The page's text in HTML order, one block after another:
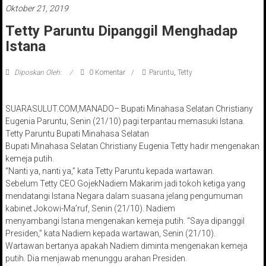
Oktober 21, 2019
Tetty Paruntu Dipanggil Menghadap
Istana
Diposkan Oleh: 0 Komentar Paruntu, Tetty
SUARASULUT.COM,MANADO– Bupati Minahasa Selatan Christiany
Eugenia Paruntu, Senin (21/10) pagi terpantau memasuki Istana.
Tetty Paruntu Bupati Minahasa Selatan
Bupati Minahasa Selatan Christiany Eugenia Tetty hadir mengenakan
kemeja putih.
“Nanti ya, nanti ya,” kata Tetty Paruntu kepada wartawan.
Sebelum Tetty CEO GojekNadiem Makarim jadi tokoh ketiga yang
mendatangi Istana Negara dalam suasana jelang pengumuman
kabinet Jokowi-Ma’ruf, Senin (21/10). Nadiem
menyambangi Istana mengenakan kemeja putih. “Saya dipanggil
Presiden,” kata Nadiem kepada wartawan, Senin (21/10).
Wartawan bertanya apakah Nadiem diminta mengenakan kemeja
putih. Dia menjawab menunggu arahan Presiden.